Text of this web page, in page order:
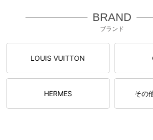
BRAND
ブランド
LOUIS VUITTON
HERMES その